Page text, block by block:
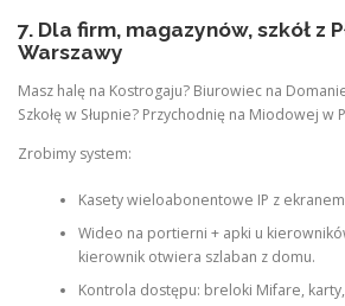
7. Dla firm, magazynów, szkół z
Warszawy
Masz halę na Kostrogaju? Biurowiec na
Szkołę w Słupnie? Przychodnię na Miodowej w
Zrobimy system:
Kasety wieloabonentowe IP z
Wideo na portierni + apki u
kierownik otwiera szlaban z domu.
Kontrola dostępu: breloki Mifare,